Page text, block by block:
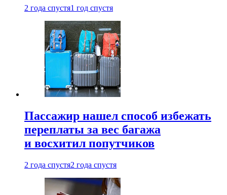
2 года спустя1 год спустя
Пассажир нашел способ избежать
переплаты за вес багажа
и восхитил попутчиков
2 года спустя2 года спустя